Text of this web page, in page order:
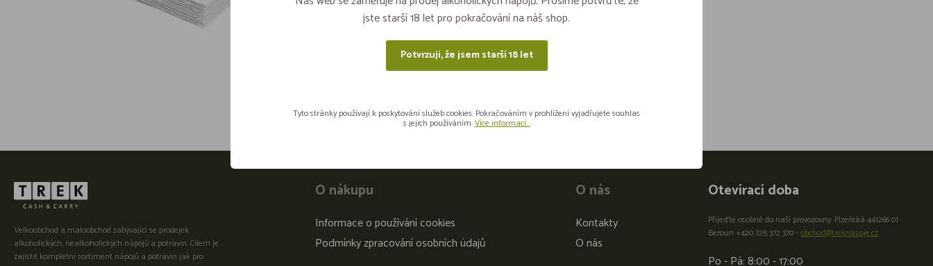
Velkoobchod a maloobchod zabývající se prodejek
alkoholických, nealkoholických nápojů a potravin. Cílem je
zajistit kompletní sortiment nápojů a potravin jak pro
O nákupu
Informace o používání cookies
Podmínky zpracování osobních údajů
O nás
Kontakty
O nás
Otevírací doba
Přijeďte osobně do naší provozovny: Plzeňská 441266 01
Beroun +420 725 372 370 -obchod@treknapoje.cz
Po - Pá: 8:00 - 17:00
jste starší 18 let pro pokračování na náš shop.
Potvrzuji, že jsem starší 18 let
Tyto stránky používají k poskytování služeb cookies. Pokračováním v prohlížení vyjadřujete souhlas
s jejich používáním.Více informací...